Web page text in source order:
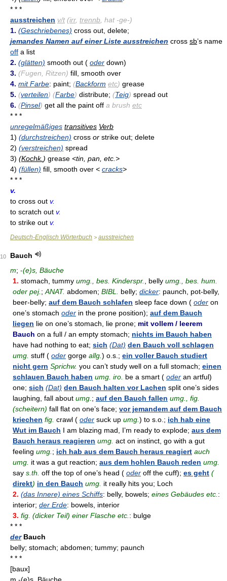
* * *
ausstreichen v/t (irr, trennb , hat -ge-)
1. (Geschriebenes) cross out, delete;
jemandes Namen auf einer Liste ausstreichen cross sb’s name
off a list
2. (glätten) smooth out ( oder down)
3. (Fugen, Ritzen) fill, smooth over
4. mit Farbe: paint; (Backform etc) grease
5. (verteilen) (Farbe) distribute; (Teig) spread out
6. (Pinsel) get all the paint off a brush etc
* * *
unregelmäßiges transitives Verb
1) (durchstreichen) cross or strike out; delete
2) (verstreichen) spread
3) (Kochk. ) grease <tin, pan, etc.>
4) (füllen) fill, smooth over < cracks>
* * *
v.
to cross out v.
to scratch out v.
to strike out v.
Deutsch-Englisch Wörterbuch > ausstreichen
10
Bauch
m; -(e)s, Bäuche
1. stomach, tummy umg., bes. Kinderspr. , belly umg., bes. hum.
oder pej. ; ANAT. abdomen; BIBL. belly; dicker: paunch, pot-belly,
beer-belly; auf dem Bauch schlafen sleep face down ( oder on
one’s stomach oder in the prone position); auf dem Bauch
liegen lie on one’s stomach, lie prone; mit vollem / leerem
Bauch on a full / an empty stomach; nichts im Bauch haben
have had nothing to eat; sich (Dat) den Bauch voll schlagen
umg. stuff ( oder gorge allg. ) o.s.; ein voller Bauch studiert
nicht gern Sprichw. you can’t study well on a full stomach; einen
schlauen Bauch haben umg. iro. be a smart ( oder an artful)
one; sich (Dat) den Bauch halten vor Lachen split one’s sides
laughing, fall about umg. ; auf den Bauch fallen umg., fig.
(scheitern) fall flat on one’s face; vor jemandem auf dem Bauch
kriechen fig. crawl ( oder suck up umg. ) to s.o.; ich hab eine
Wut im Bauch I am blazing mad, I’m ready to explode; aus dem
Bauch heraus reagieren umg. act on instinct, go with a gut
feeling umg. ; ich hab aus dem Bauch heraus reagiert auch
umg. it was a gut reaction; aus dem hohlen Bauch reden umg.
say s.th. off the top of one’s head ( oder off the cuff); es geht (
direkt) in den Bauch umg. it really hits you; Loch
2. (das Innere) eines Schiffs: belly, bowels; eines Gebäudes etc. :
interior; der Erde: bowels, interior
3. fig. (dicker Teil) einer Flasche etc. : bulge
* * *
derBauch
belly; stomach; abdomen; tummy; paunch
* * *
[baux]